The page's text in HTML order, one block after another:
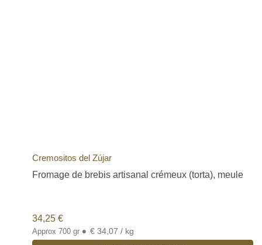
Cremositos del Zújar
Fromage de brebis artisanal crémeux (torta), meule
34,25 €
Approx 700 gr • € 34,07 / kg